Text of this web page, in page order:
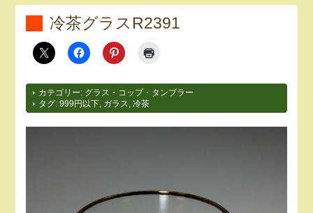
冷茶グラスR2391
カテゴリー: グラス・コップ・タンブラー
タグ:999円以下 ガラス ,冷茶